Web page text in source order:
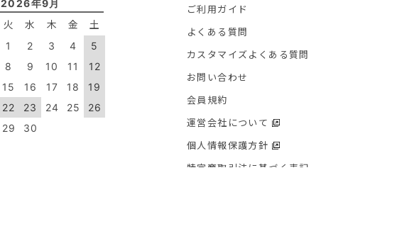
2026年9月
火 水 木 金 土
1 2 3 4
5
8 9 10 11
12
15 16 17 18
19
22 23 24 25
26
29 30
ご利用ガイド
よくある質問
カスタマイズよくある質問
お問い合わせ
会員規約
運営会社について
個人情報保護方針
特定商取引法に基づく表記